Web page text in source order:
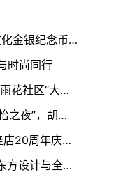
母爱新生，幸福有情 | 2026吉祥文化金银纪念币今日发行
时尚同行
老友相伴 乐享城心：大家的家长沙雨花社区“大家老友节”温暖开展
“东方美学”即将点亮巴黎时装周“唯怡之夜”，胡兵、赵露思助阵
二十韶华，感恩同行 |南星口腔湘隆店20周年庆典，邀您共享千万微笑馈赠
唯怡《T台合伙人》全国海选启动 东方设计与全民模特共赴世界T台